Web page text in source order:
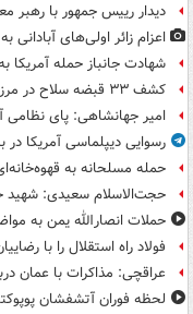
دیدار رییس جمهور با رهبر
اعزام زائر اولی‌های آبادانی
شهادت جانباز حمله آمریکا
کشف ۳۳ قبضه سلاح در مرزهای آذربایجان غربی
امیر جهانشاهی: پای نظامی
رسوایی دیپلماسی آمریکا در
حمله مسلحانه به قهوه‌خانه‌ای در
حجت‌الاسلام سعیدی: شهید
حملات انصارالله یمن به
فولاد راه استقلال را با
عراقچی: مذاکرات با عمان
لحظه فوران آتشفشان